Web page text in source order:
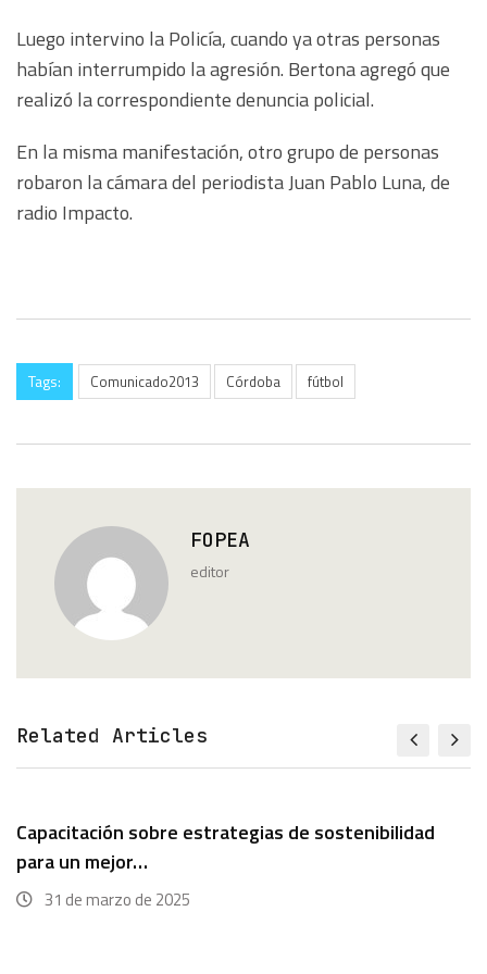
Luego intervino la Policía, cuando ya otras personas
habían interrumpido la agresión. Bertona agregó que
realizó la correspondiente denuncia policial.
En la misma manifestación, otro grupo de personas
robaron la cámara del periodista Juan Pablo Luna, de
radio Impacto.
Tags: Comunicado2013 Córdoba fútbol
FOPEA
editor
Related Articles
Uncategorized